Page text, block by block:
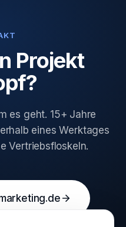
Projekt
es geht. 15+ Jahre
eines Werktages
Vertriebsfloskeln.